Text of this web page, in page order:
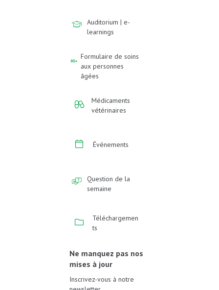
Auditorium | e-
learnings
Formulaire de soins
aux personnes
âgées
Médicaments
vétérinaires
Événements
Question de la
semaine
Téléchargemen
ts
Ne manquez pas nos
mises à jour
Inscrivez-vous à notre